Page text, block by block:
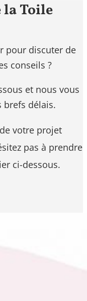
la Toile
pour discuter de
conseils ?
et nous vous
brefs délais.
votre projet
pas à prendre
ci-dessous.